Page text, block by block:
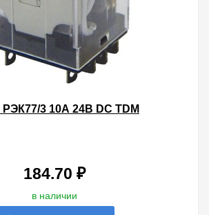
3 10А 24В DC TDM
184.70 ₽
в наличии